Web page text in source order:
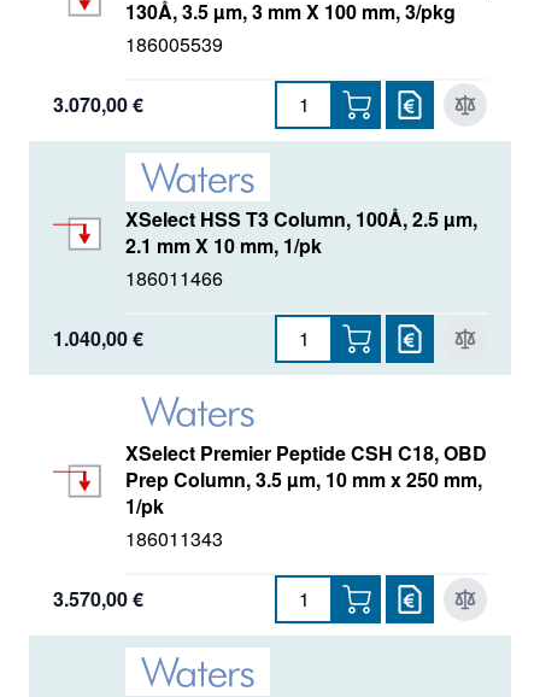
Ultrastyragel
XSelect
130Å, 3.5 µm, 3 mm X 100 mm, 3/pkg
186005539
3.070,00 €
XSelect HSS T3 Column, 100Å, 2.5 µm,
2.1 mm X 10 mm, 1/pk
186011466
1.040,00 €
XSelect Premier Peptide CSH C18, OBD
Prep Column, 3.5 µm, 10 mm x 250 mm,
1/pk
186011343
3.570,00 €